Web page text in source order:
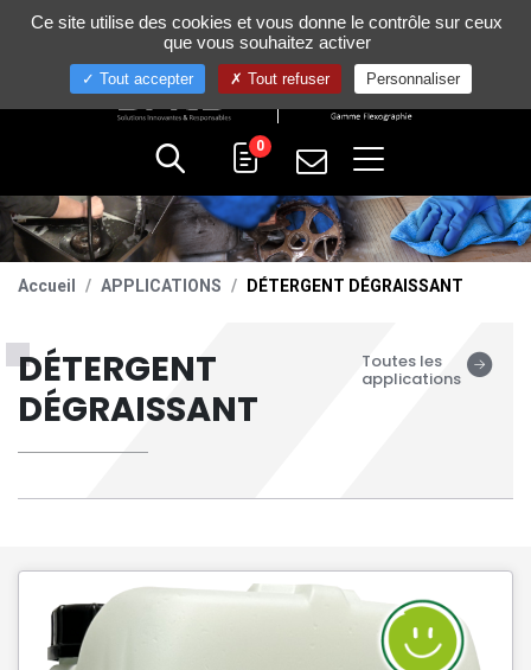
+33 (0)4 75 58 80 10
0
Accueil APPLICATIONS DÉTERGENT DÉGRAISSANT
DÉTERGENT
DÉGRAISSANT
Toutes les
applications
Gestion de vos préférences sur les cookies
Ce site utilise des cookies et vous donne le contrôle sur ceux
que vous souhaitez activer
Tout accepter Tout refuser Personnaliser